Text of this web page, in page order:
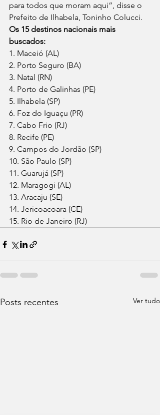
para todos que moram aqui”, disse o
Prefeito de Ilhabela, Toninho Colucci.
Os 15 destinos nacionais mais
buscados:
1. Maceió (AL)
2. Porto Seguro (BA)
3. Natal (RN)
4. Porto de Galinhas (PE)
5. Ilhabela (SP)
6. Foz do Iguaçu (PR)
7. Cabo Frio (RJ)
8. Recife (PE)
9. Campos do Jordão (SP)
10. São Paulo (SP)
11. Guarujá (SP)
12. Maragogi (AL)
13. Aracaju (SE)
14. Jericoacoara (CE)
15. Rio de Janeiro (RJ)
Posts recentes Ver tudo